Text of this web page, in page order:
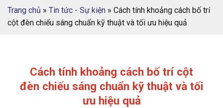
Trang chủ » Tin tức - Sự kiện » Cách tính khoảng cách bố trí
cột đèn chiếu sáng chuẩn kỹ thuật và tối ưu hiệu quả
Cách tính khoảng cách bố trí cột
đèn chiếu sáng chuẩn kỹ thuật và tối
ưu hiệu quả